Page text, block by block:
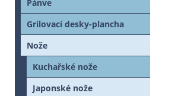
Pánve
Grilovací desky-plancha
Nože
Kuchařské nože
Japonské nože